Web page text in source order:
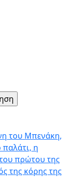
του Μπενάκη,
παλάτι, η
πρώτου της
της κόρης της